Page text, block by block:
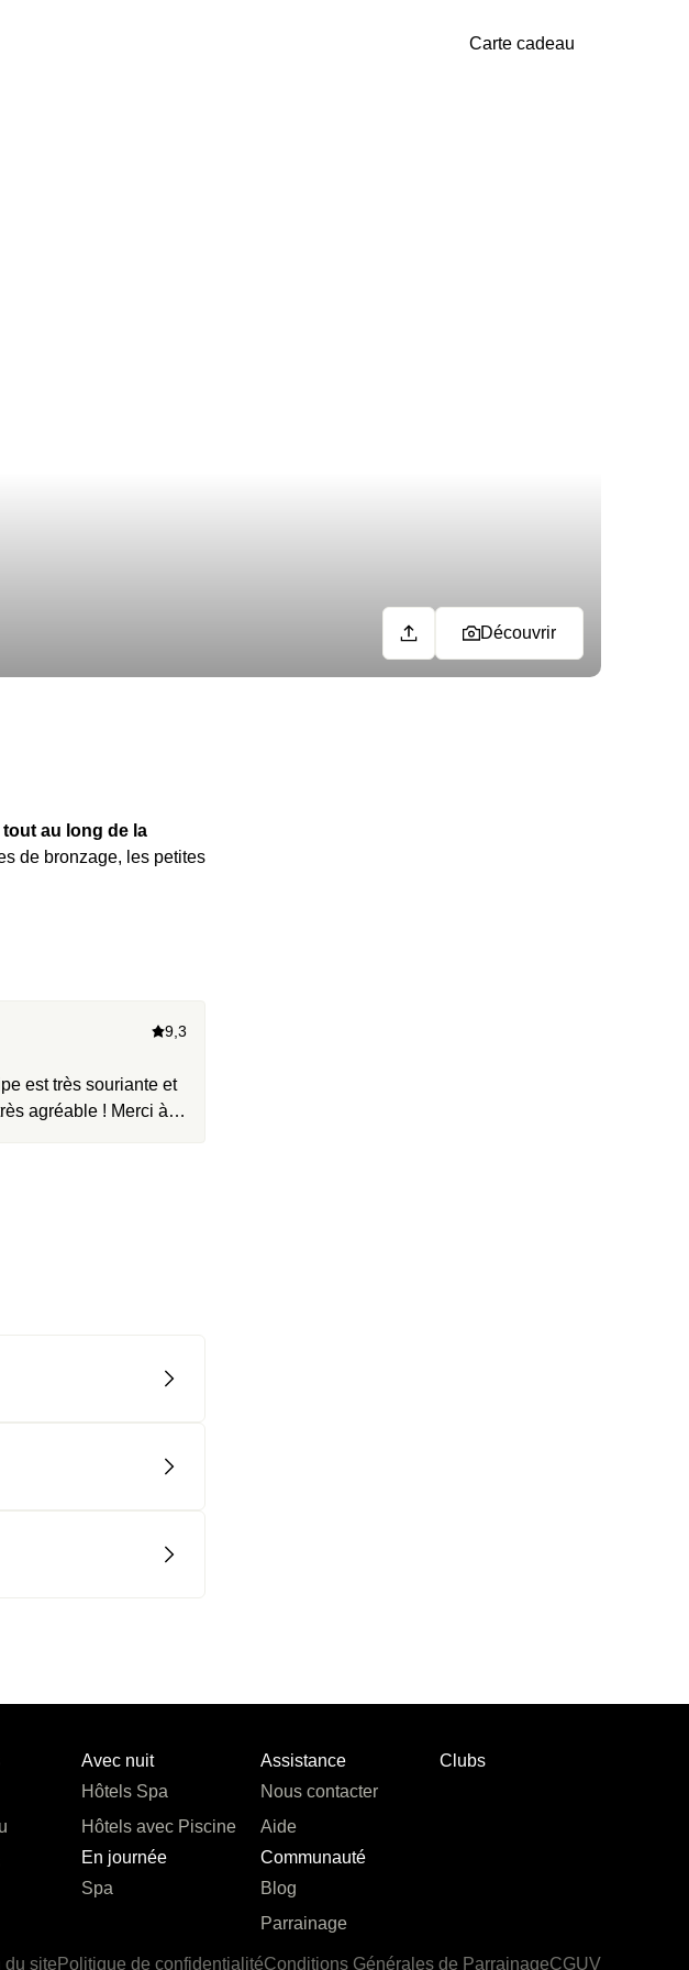
Carte cadeau
Découvrir
au long de la
de bronzage, les petites
9,3
est très souriante et
agréable ! Merci à
Avec nuit
Hôtels Spa
Hôtels avec Piscine
En journée
Spa
Assistance
Nous contacter
Aide
Communauté
Blog
Parrainage
Clubs
du site Politique de confidentialitéConditions Générales de ParrainageCGUV